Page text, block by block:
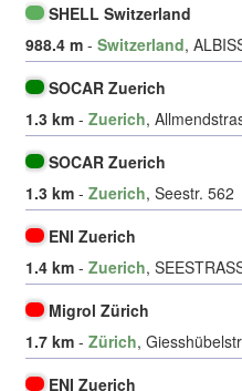
SHELL Switzerland
988.4 m - Switzerland,
SOCAR Zuerich
1.3 km - Zuerich,
SOCAR Zuerich
1.3 km - Zuerich, Seestr. 562
ENI Zuerich
1.4 km - Zuerich,
Migrol Zürich
1.7 km - Zürich,
ENI Zuerich